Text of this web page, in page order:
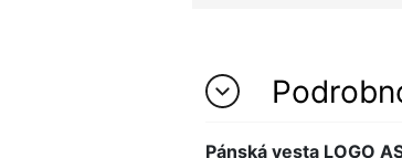
Pánská vesta LOGO